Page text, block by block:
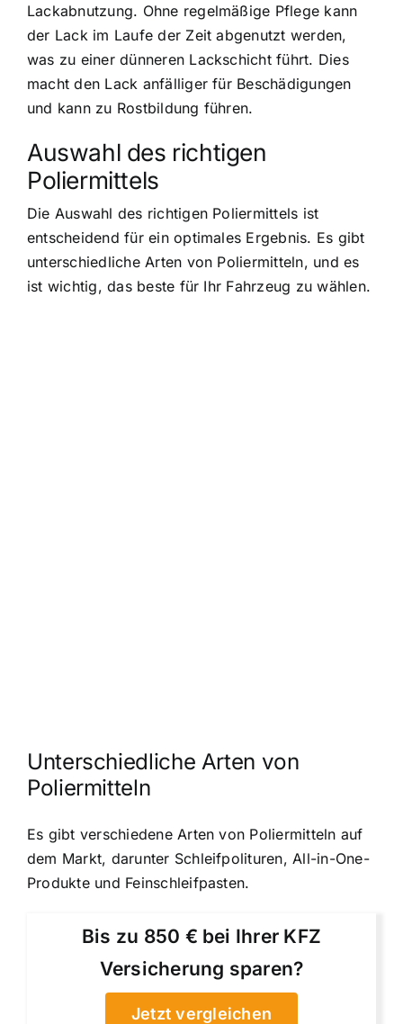
Lackabnutzung. Ohne regelmäßige Pflege kann
der Lack im Laufe der Zeit abgenutzt werden,
was zu einer dünneren Lackschicht führt. Dies
macht den Lack anfälliger für Beschädigungen
und kann zu Rostbildung führen.
Auswahl des richtigen
Poliermittels
Die Auswahl des richtigen Poliermittels ist
entscheidend für ein optimales Ergebnis. Es gibt
unterschiedliche Arten von Poliermitteln, und es
ist wichtig, das beste für Ihr Fahrzeug zu wählen.
Unterschiedliche Arten von
Poliermitteln
Es gibt verschiedene Arten von Poliermitteln auf
dem Markt, darunter Schleifpolituren, All-in-One-
Produkte und Feinschleifpasten.
Bis zu 850 € bei Ihrer KFZ
Versicherung sparen?
Jetzt vergleichen